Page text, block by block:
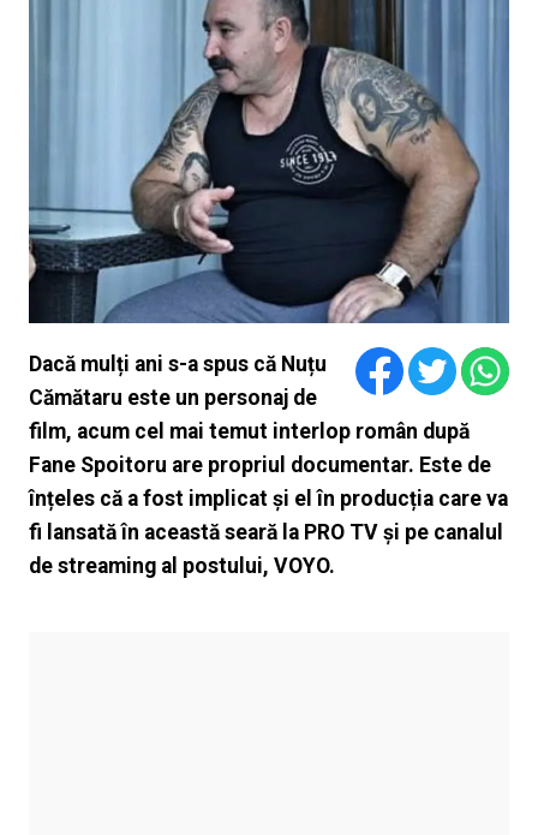
Dacă mulți ani s-a spus că Nuțu
Cămătaru este un personaj de
film, acum cel mai temut interlop român după
Fane Spoitoru are propriul documentar. Este de
înțeles că a fost implicat și el în producția care va
fi lansată în această seară la PRO TV și pe canalul
de streaming al postului, VOYO.